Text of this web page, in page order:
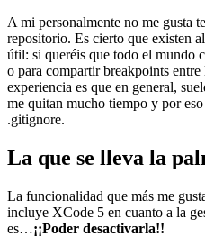
A mi personalmente no me gusta
repositorio. Es cierto que existen
útil: si queréis que todo el mundo
o para compartir breakpoints
experiencia es que en general,
me quitan mucho tiempo y por
.gitignore.
La que se lleva la
La funcionalidad que más me
incluye XCode 5 en cuanto a la
es…¡¡Poder desactivarla!!